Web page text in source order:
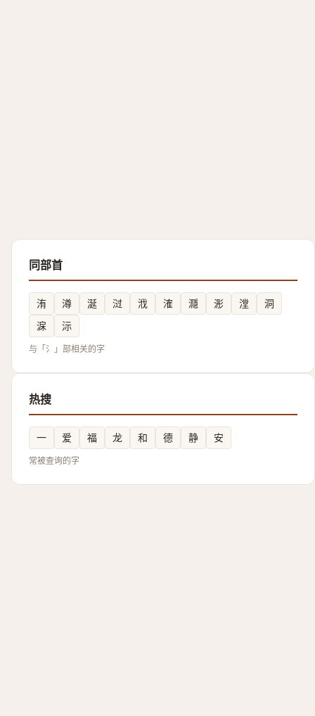
同部首
洧 澊 涎 㳡 浌 㴶 㶏 浵 漟
洞
淭
沶
与「氵」部相关的字
热搜
一 爱 福 龙 和 德 静 安
常被查询的字